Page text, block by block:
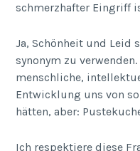
schmerzhafter Eingriff
Ja, Schönheit und Leid
synonym zu
menschliche,
Entwicklung uns von
hätten, aber:
Ich respektiere diese